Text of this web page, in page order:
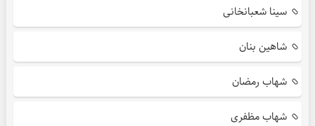
سینا شعبانخانی
شاهین بنان
شهاب رمضان
شهاب مظفری